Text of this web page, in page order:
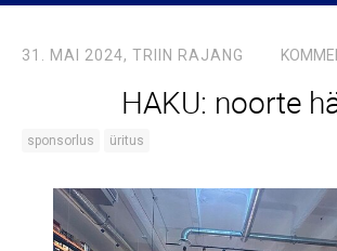
31. MAI 2024, TRIIN RAJANG
HAKU: noorte
sponsorlus üritus